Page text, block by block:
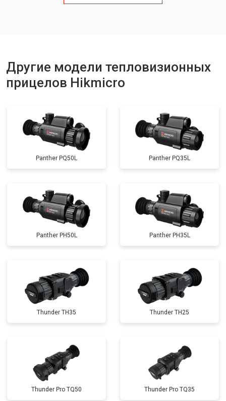
Другие модели тепловизионных
прицелов Hikmicro
Panther PQ50L Panther PQ35L
Panther PH50L Panther PH35L
Thunder TH35 Thunder TH25
Thunder Pro TQ50 Thunder Pro TQ35